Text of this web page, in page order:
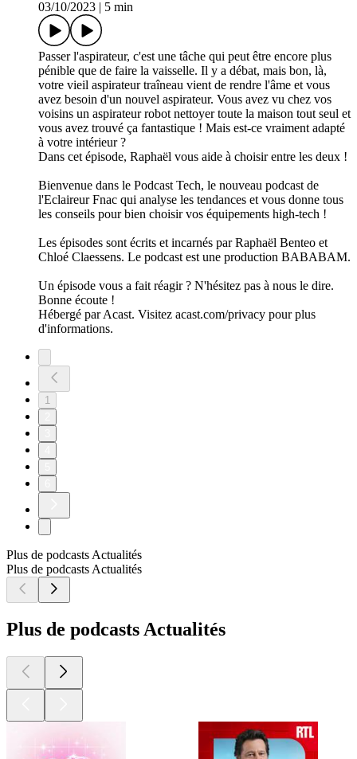
03/10/2023 5 min
Passer l'aspirateur, c'est une tâche qui peut être encore plus
pénible que de faire la vaisselle. Il y a débat, mais bon, là,
votre vieil aspirateur traîneau vient de rendre l'âme et vous
avez besoin d'un nouvel aspirateur. Vous avez vu chez vos
voisins un aspirateur robot nettoyer toute la maison tout seul et
vous avez trouvé ça fantastique ! Mais est-ce vraiment adapté
à votre intérieur ?
Dans cet épisode, Raphaël vous aide à choisir entre les deux !
Bienvenue dans le Podcast Tech, le nouveau podcast de
l'Eclaireur Fnac qui analyse les tendances et vous donne tous
les conseils pour bien choisir vos équipements high-tech !
Les épisodes sont écrits et incarnés par Raphaël Benteo et
Chloé Claessens. Le podcast est une production BABABAM.
Un épisode vous a fait réagir ? N'hésitez pas à nous le dire.
Bonne écoute !
Hébergé par Acast. Visitez acast.com/privacy pour plus
d'informations.
1
Plus de podcasts Actualités
Plus de podcasts Actualités
Plus de podcasts Actualités